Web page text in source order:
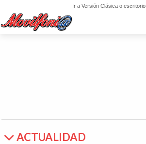
Ir a Versión Clásica o escritorio
ACTUALIDAD